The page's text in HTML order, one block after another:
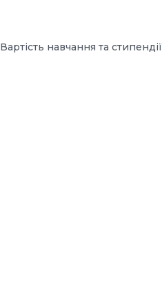
Вартість навчання та стипендії